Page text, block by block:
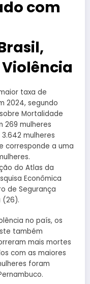
com
taxa de
2024, segundo
Mortalidade
269 mulheres
mulheres
corresponde a uma
do Atlas da
Econômica
de Segurança
(26).
no país, os
também
mais mortes
com as maiores
foram